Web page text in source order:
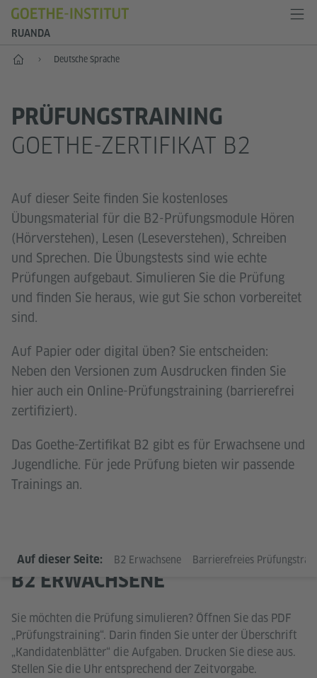
RUANDA
Start Deutsche Sprache
PRÜFUNGSTRAINING
GOETHE-ZERTIFIKAT B2
Auf dieser Seite finden Sie kostenloses
Übungsmaterial für die B2-Prüfungsmodule Hören
(Hörverstehen), Lesen (Leseverstehen), Schreiben
und Sprechen. Die Übungstests sind wie echte
Prüfungen aufgebaut. Simulieren Sie die Prüfung
und finden Sie heraus, wie gut Sie schon vorbereitet
sind.
Auf Papier oder digital üben? Sie entscheiden:
Neben den Versionen zum Ausdrucken finden Sie
hier auch ein Online-Prüfungstraining (barrierefrei
zertifiziert).
Das Goethe-Zertifikat B2 gibt es für Erwachsene und
Jugendliche. Für jede Prüfung bieten wir passende
Trainings an.
Auf dieser Seite: B2 Erwachsene Barrierefreies
B2 ERWACHSENE
Sie möchten die Prüfung simulieren? Öffnen Sie das PDF
„Prüfungstraining“. Darin finden Sie unter der Überschrift
„Kandidatenblätter“ die Aufgaben. Drucken Sie diese aus.
Stellen Sie die Uhr entsprechend der Zeitvorgabe.